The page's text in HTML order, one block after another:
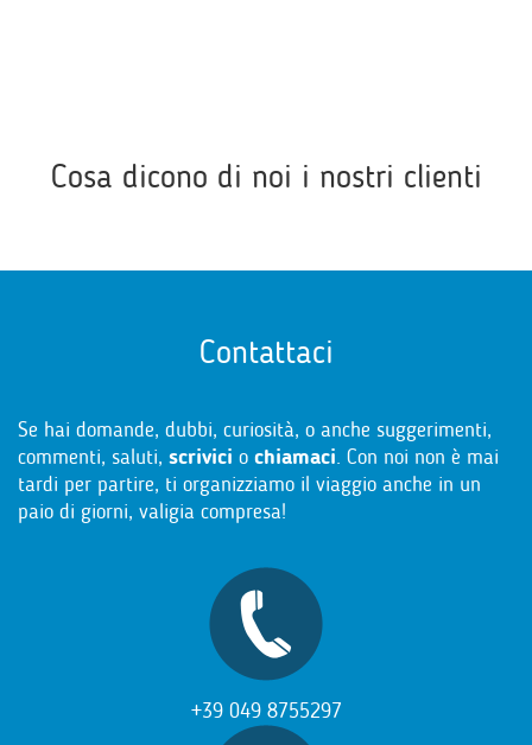
Cosa dicono di noi i nostri clienti
Contattaci
Se hai domande, dubbi, curiosità, o anche suggerimenti,
commenti, saluti, scrivici o chiamaci. Con noi non è mai
tardi per partire, ti organizziamo il viaggio anche in un
paio di giorni, valigia compresa!
+39 049 8755297